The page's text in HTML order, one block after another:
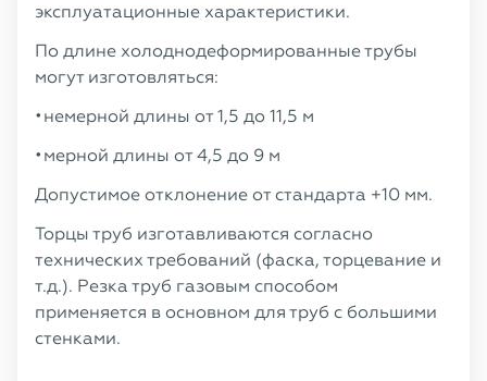
эксплуатационные характеристики.
По длине холоднодеформированные трубы
могут изготовляться:
немерной длины от 1,5 до 11,5 м
мерной длины от 4,5 до 9 м
Допустимое отклонение от стандарта +10 мм.
Торцы труб изготавливаются согласно
технических требований (фаска, торцевание и
т.д.). Резка труб газовым способом
применяется в основном для труб с большими
стенками.